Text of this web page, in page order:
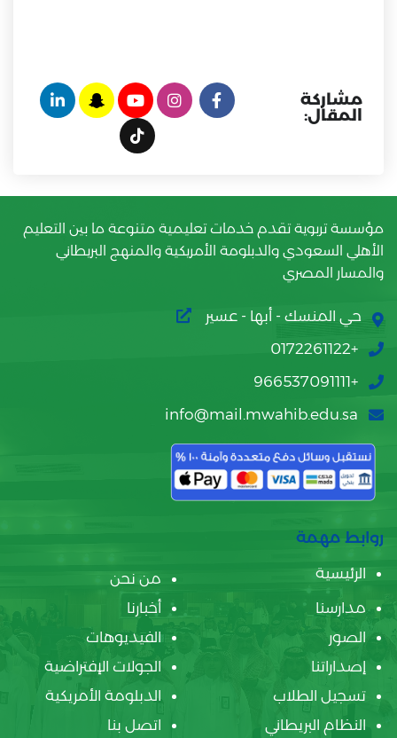
مشاركة
المقال:
مؤسسة تربوية تقدم خدمات تعليمية متنوعة ما بين التعليم
الأهلي السعودي والدبلومة الأمريكية والمنهج البريطاني
والمسار المصري
حي المنسك - أبها - عسير
+0172261122
+966537091111
info@mail.mwahib.edu.sa
روابط مهمة
الرئيسية
من نحن
مدارسنا
أخبارنا
الصور
الفيديوهات
إصداراتنا
الجولات الإفتراضية
تسجيل الطلاب
الدبلومة الأمريكية
النظام البريطاني
اتصل بنا